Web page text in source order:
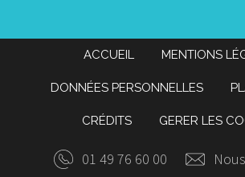
ACCUEIL MENTIONS
DONNÉES PERSONNELLES
CRÉDITS GERER LES
01 49 76 60 00